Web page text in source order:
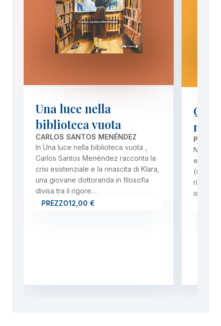
Una luce nella
biblioteca vuota
CARLOS SANTOS MENÉNDEZ
In Una luce nella biblioteca vuota ,
Carlos Santos Menéndez racconta la
crisi esistenziale e la rinascita di Klara,
una giovane dottoranda in filosofia
divisa tra il rigore…
PREZZO12,00 €
ricerca